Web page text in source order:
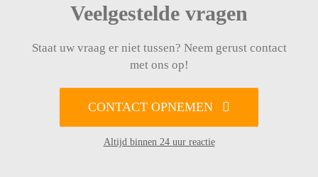
Veelgestelde vragen
Staat uw vraag er niet tussen? Neem gerust contact
met ons op!
CONTACT OPNEMEN
Altijd binnen 24 uur reactie